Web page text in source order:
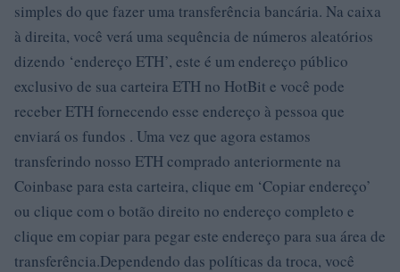
simples do que fazer uma transferência bancária. Na caixa
à direita, você verá uma sequência de números aleatórios
dizendo ‘endereço ETH’, este é um endereço público
exclusivo de sua carteira ETH no HotBit e você pode
receber ETH fornecendo esse endereço à pessoa que
enviará os fundos . Uma vez que agora estamos
transferindo nosso ETH comprado anteriormente na
Coinbase para esta carteira, clique em ‘Copiar endereço’
ou clique com o botão direito no endereço completo e
clique em copiar para pegar este endereço para sua área de
transferência.Dependendo das políticas da troca, você